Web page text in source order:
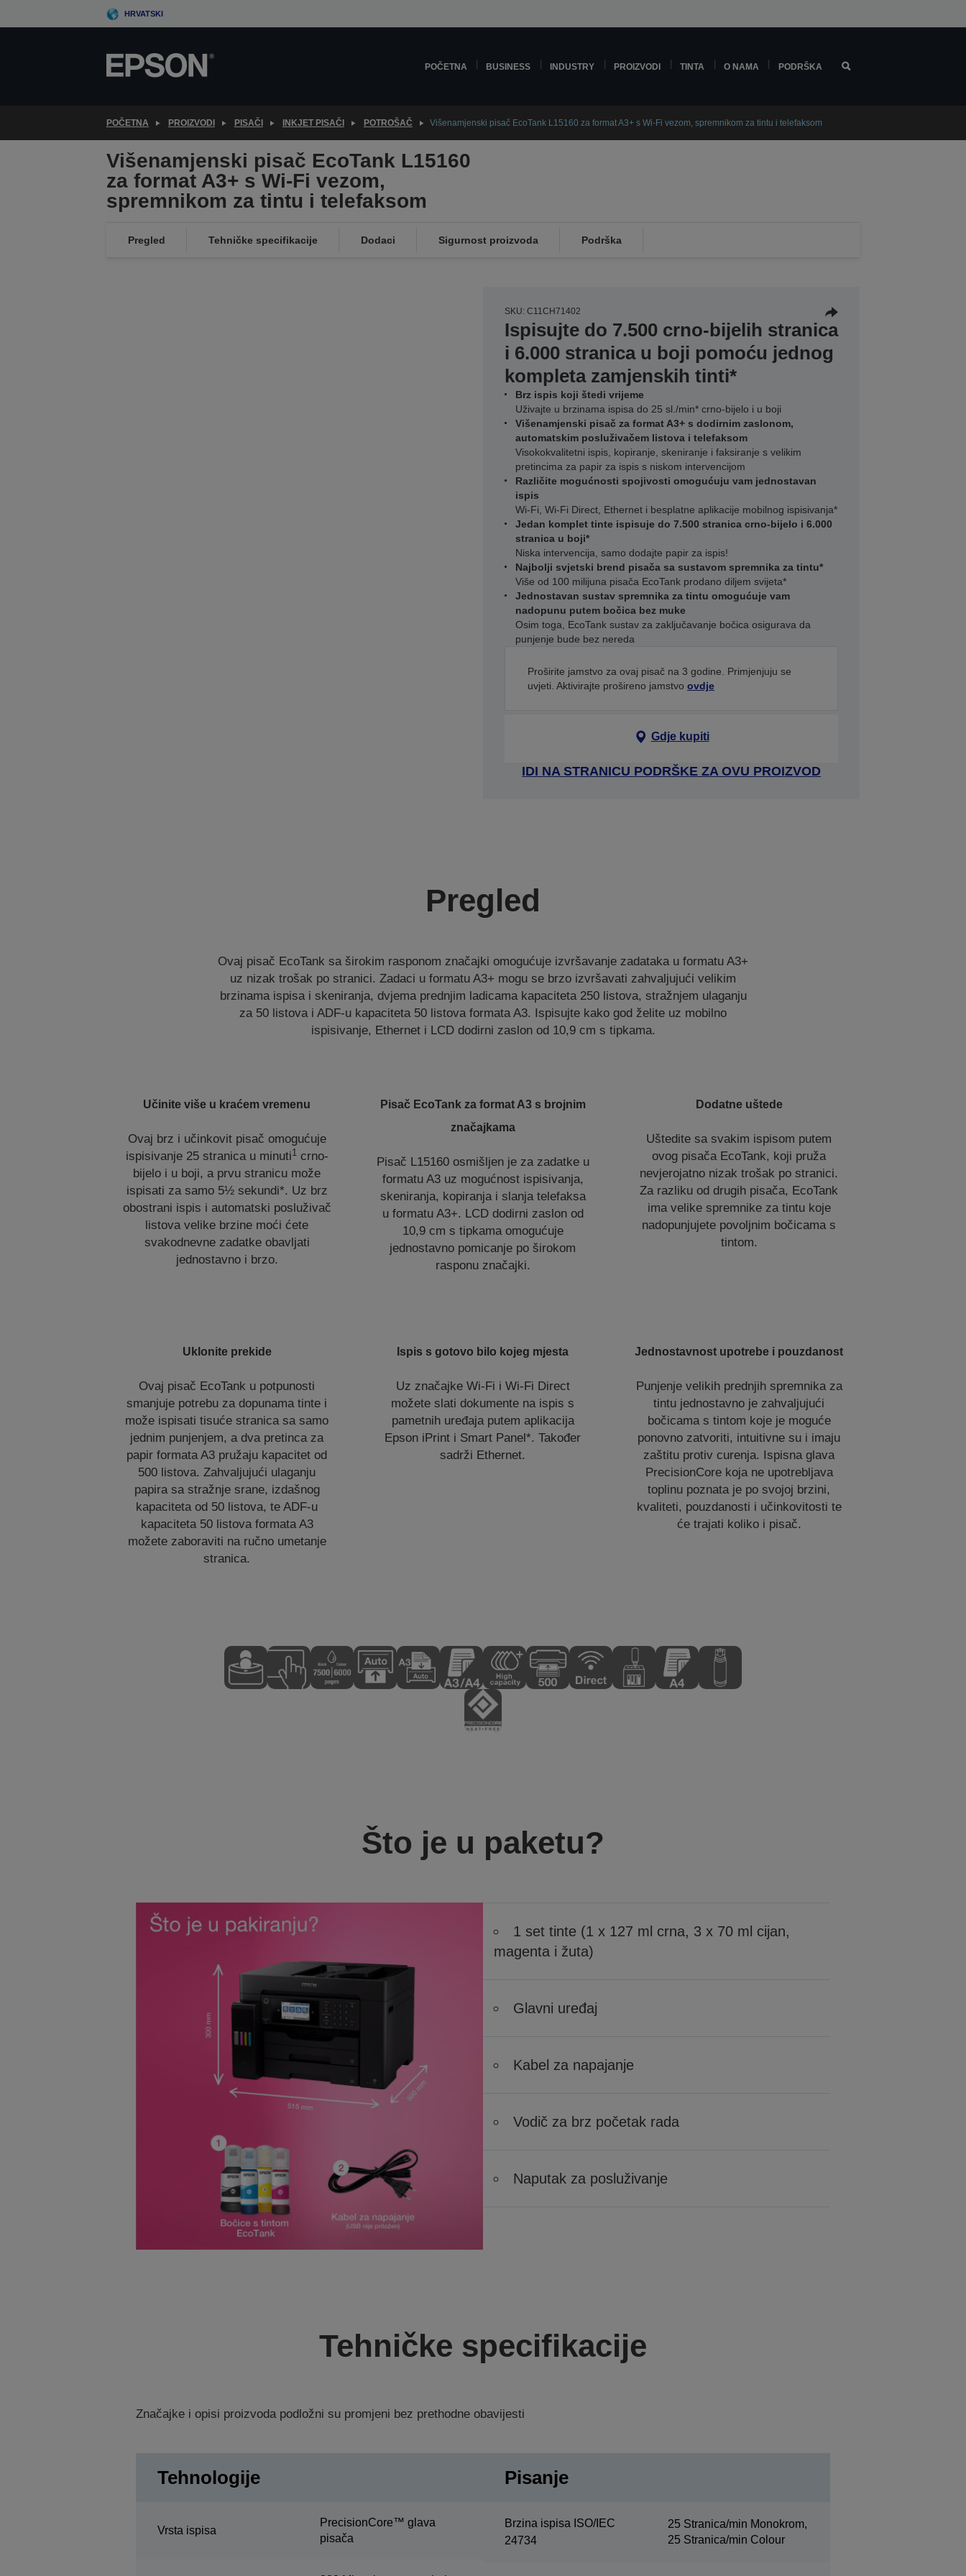
to
HRVATSKI
POČETNA BUSINESS INDUSTRY PROIZVODI TINTA O NAMA PODRŠKA
POČETNA PROIZVODI PISAČI INKJET PISAČI POTROŠAČ Višenamjenski pisač EcoTank L15160 za format A3+ s Wi-Fi vezom, spremnikom za tintu i telefaksom
Višenamjenski pisač EcoTank L15160
za format A3+ s Wi-Fi vezom,
spremnikom za tintu i telefaksom
Pregled Tehničke specifikacije Dodaci Sigurnost proizvoda Podrška
SKU: C11CH71402
Ispisujte do 7.500 crno-bijelih stranica
i 6.000 stranica u boji pomoću jednog
kompleta zamjenskih tinti*
Brz ispis koji štedi vrijeme
Uživajte u brzinama ispisa do 25 sl./min* crno-bijelo i u boji
Višenamjenski pisač za format A3+ s dodirnim zaslonom,
automatskim posluživačem listova i telefaksom
Visokokvalitetni ispis, kopiranje, skeniranje i faksiranje s velikim
pretincima za papir za ispis s niskom intervencijom
Različite mogućnosti spojivosti omogućuju vam jednostavan
ispis
Wi-Fi, Wi-Fi Direct, Ethernet i besplatne aplikacije mobilnog ispisivanja*
Jedan komplet tinte ispisuje do 7.500 stranica crno-bijelo i 6.000
stranica u boji*
Niska intervencija, samo dodajte papir za ispis!
Najbolji svjetski brend pisača sa sustavom spremnika za tintu*
Više od 100 milijuna pisača EcoTank prodano diljem svijeta*
Jednostavan sustav spremnika za tintu omogućuje vam
nadopunu putem bočica bez muke
Osim toga, EcoTank sustav za zaključavanje bočica osigurava da
punjenje bude bez nereda
Proširite jamstvo za ovaj pisač na 3 godine. Primjenjuju se
uvjeti. Aktivirajte prošireno jamstvo ovdje
Gdje kupiti
IDI NA STRANICU PODRŠKE ZA OVU PROIZVOD
Pregled
Ovaj pisač EcoTank sa širokim rasponom značajki omogućuje izvršavanje zadataka u formatu A3+
uz nizak trošak po stranici. Zadaci u formatu A3+ mogu se brzo izvršavati zahvaljujući velikim
brzinama ispisa i skeniranja, dvjema prednjim ladicama kapaciteta 250 listova, stražnjem ulaganju
za 50 listova i ADF-u kapaciteta 50 listova formata A3. Ispisujte kako god želite uz mobilno
ispisivanje, Ethernet i LCD dodirni zaslon od 10,9 cm s tipkama.
Učinite više u kraćem vremenu
Ovaj brz i učinkovit pisač omogućuje
ispisivanje 25 stranica u minuti1crno-
bijelo i u boji, a prvu stranicu može
ispisati za samo 5½ sekundi*. Uz brz
obostrani ispis i automatski posluživač
listova velike brzine moći ćete
svakodnevne zadatke obavljati
jednostavno i brzo.
Pisač EcoTank za format A3 s brojnim
značajkama
Pisač L15160 osmišljen je za zadatke u
formatu A3 uz mogućnost ispisivanja,
skeniranja, kopiranja i slanja telefaksa
u formatu A3+. LCD dodirni zaslon od
10,9 cm s tipkama omogućuje
jednostavno pomicanje po širokom
rasponu značajki.
Dodatne uštede
Uštedite sa svakim ispisom putem
ovog pisača EcoTank, koji pruža
nevjerojatno nizak trošak po stranici.
Za razliku od drugih pisača, EcoTank
ima velike spremnike za tintu koje
nadopunjujete povoljnim bočicama s
tintom.
Uklonite prekide
Ovaj pisač EcoTank u potpunosti
smanjuje potrebu za dopunama tinte i
može ispisati tisuće stranica sa samo
jednim punjenjem, a dva pretinca za
papir formata A3 pružaju kapacitet od
500 listova. Zahvaljujući ulaganju
papira sa stražnje srane, izdašnog
kapaciteta od 50 listova, te ADF-u
kapaciteta 50 listova formata A3
možete zaboraviti na ručno umetanje
stranica.
Ispis s gotovo bilo kojeg mjesta
Uz značajke Wi-Fi i Wi-Fi Direct
možete slati dokumente na ispis s
pametnih uređaja putem aplikacija
Epson iPrint i Smart Panel*. Također
sadrži Ethernet.
Jednostavnost upotrebe i pouzdanost
Punjenje velikih prednjih spremnika za
tintu jednostavno je zahvaljujući
bočicama s tintom koje je moguće
ponovno zatvoriti, intuitivne su i imaju
zaštitu protiv curenja. Ispisna glava
PrecisionCore koja ne upotrebljava
toplinu poznata je po svojoj brzini,
kvaliteti, pouzdanosti i učinkovitosti te
će trajati koliko i pisač.
Što je u paketu?
1 set tinte (1 x 127 ml crna, 3 x 70 ml cijan,
magenta i žuta)
Glavni uređaj
Kabel za napajanje
Vodič za brz početak rada
Naputak za posluživanje
Tehničke specifikacije
Značajke i opisi proizvoda podložni su promjeni bez prethodne obavijesti
Tehnologije
Vrsta ispisa
PrecisionCore™ glava
pisača
Pisanje
Brzina ispisa ISO/IEC
24734
25 Stranica/min Monokrom,
25 Stranica/min Colour